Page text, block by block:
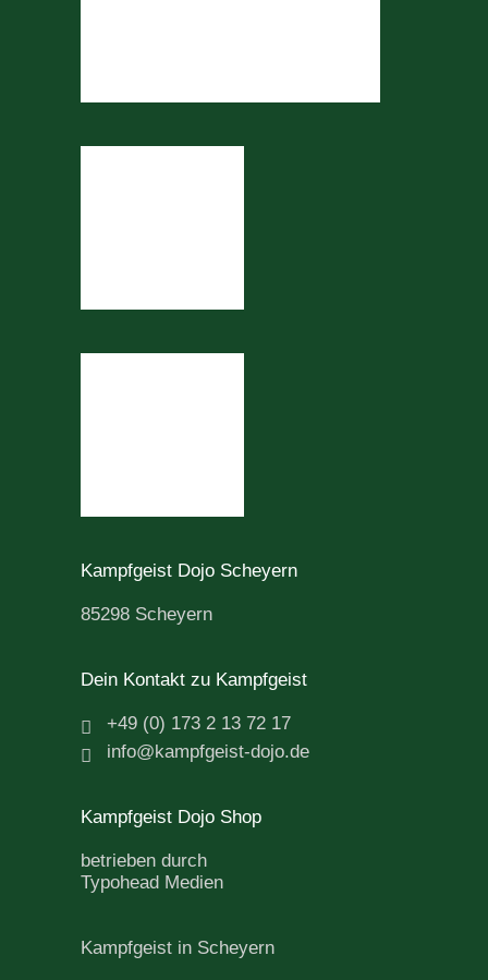
Kampfgeist Dojo Scheyern
85298 Scheyern
Dein Kontakt zu Kampfgeist
+49 (0) 173 2 13 72 17
info@kampfgeist-dojo.de
Kampfgeist Dojo Shop
betrieben durch
Typohead Medien
Kampfgeist in Scheyern